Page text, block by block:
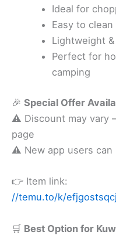
Ideal for
Easy to
Lightweight
Perfect for
camping
🎉 Special Offer
⚠️ Discount may vary
page
⚠️ New app users can
👉 Item link:
//temu.to/k/efjgostsqcj
🛒 Best Option for